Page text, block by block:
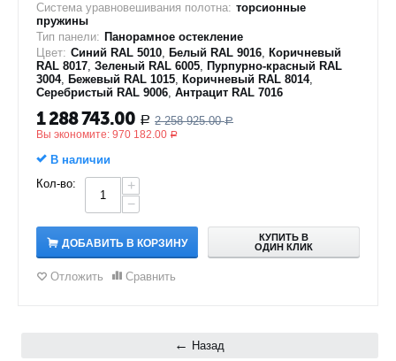
Система уравновешивания полотна: торсионные
пружины
Тип панели: Панорамное остекление
Цвет: Синий RAL 5010, Белый RAL 9016, Коричневый
RAL 8017, Зеленый RAL 6005, Пурпурно-красный RAL
3004, Бежевый RAL 1015, Коричневый RAL 8014,
Серебристый RAL 9006, Антрацит RAL 7016
1 288 743.00 Р 2 258 925.00 Р
Вы экономите: 970 182.00 Р
В наличии
Кол-во:
+
−
ДОБАВИТЬ В КОРЗИНУ
КУПИТЬ В
ОДИН КЛИК
Отложить Сравнить
Назад